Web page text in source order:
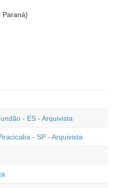
Paraná)
- ES - Arquivista
- SP - Arquivista